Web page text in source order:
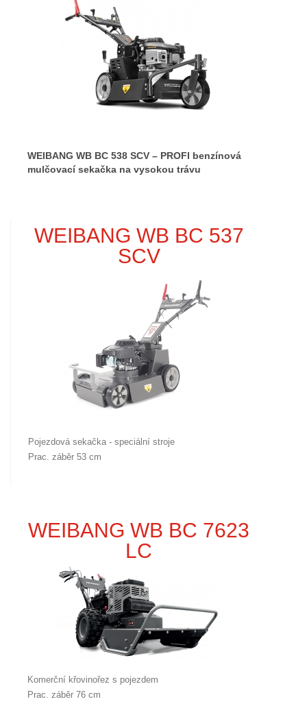
WEIBANG WB BC 538 SCV – PROFI benzínová
mulčovací sekačka na vysokou trávu
WEIBANG WB BC 537
SCV
Pojezdová sekačka - speciální stroje
Prac. záběr 53 cm
WEIBANG WB BC 7623
LC
Komerční křovinořez s pojezdem
Prac. záběr 76 cm